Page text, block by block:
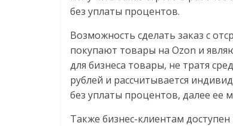
без уплаты процентов.
Возможность сделать заказ с
покупают товары на Ozon и
для бизнеса товары, не тратя
рублей и рассчитывается
без уплаты процентов, далее ее
Также бизнес-клиентам